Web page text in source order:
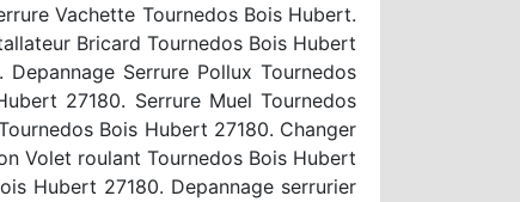
Vachette Tournedos Bois Hubert.
Bricard Tournedos Bois Hubert
Serrure Pollux Tournedos
27180. Serrure Muel Tournedos
Bois Hubert 27180. Changer
Volet roulant Tournedos Bois Hubert
Hubert 27180. Depannage serrurier